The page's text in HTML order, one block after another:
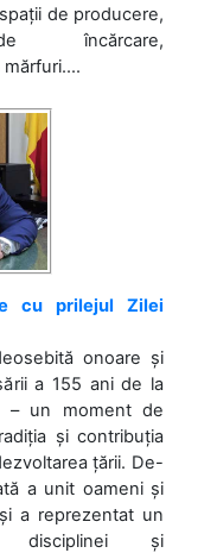
de producere,
încărcare,
cu prilejul Zilei
onoare și
a 155 ani de la
– un moment de
și contribuția
țării. De-
a unit oameni și
a reprezentat un
disciplinei și